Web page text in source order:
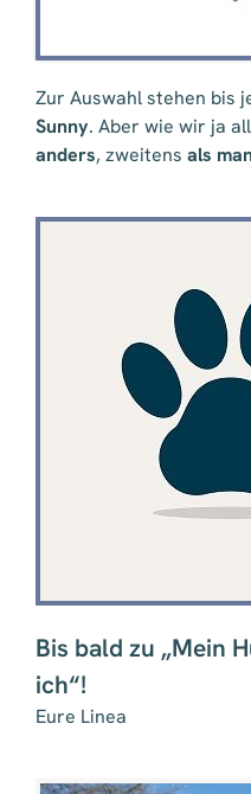
Zur Auswahl stehen bis
Sunny. Aber wie wir ja
anders, zweitens als
Bis bald zu „Mein
ich“!
Eure Linea